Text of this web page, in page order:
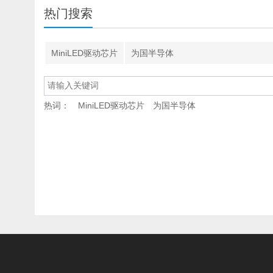
热门搜索
MiniLED驱动芯片 为国半导体
热词： MiniLED驱动芯片 为国半导体